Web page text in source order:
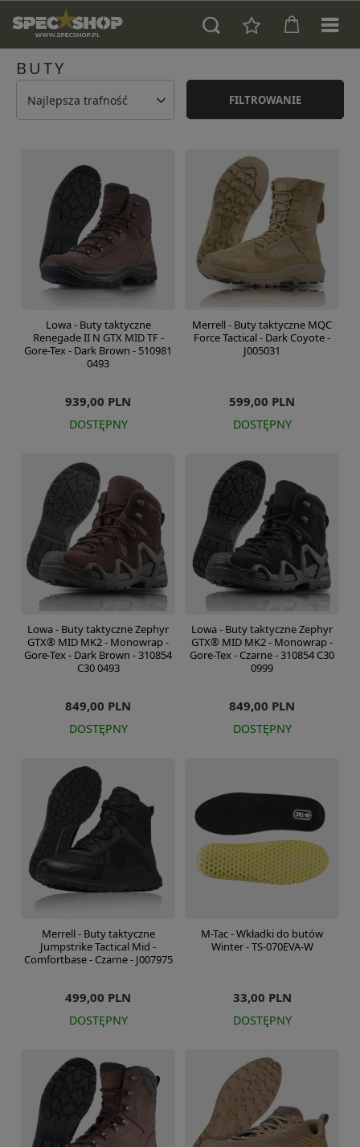
BUTY
Najlepsza trafność FILTROWANIE
Lowa - Buty taktyczne
Renegade II N GTX MID TF -
Gore-Tex - Dark Brown - 510981
0493
939,00 PLN
DOSTĘPNY
Merrell - Buty taktyczne MQC
Force Tactical - Dark Coyote -
J005031
599,00 PLN
DOSTĘPNY
Lowa - Buty taktyczne Zephyr
GTX® MID MK2 - Monowrap -
Gore-Tex - Dark Brown - 310854
C30 0493
849,00 PLN
DOSTĘPNY
Lowa - Buty taktyczne Zephyr
GTX® MID MK2 - Monowrap -
Gore-Tex - Czarne - 310854 C30
0999
849,00 PLN
DOSTĘPNY
Merrell - Buty taktyczne
Jumpstrike Tactical Mid -
Comfortbase - Czarne - J007975
499,00 PLN
DOSTĘPNY
M-Tac - Wkładki do butów
Winter - TS-070EVA-W
33,00 PLN
DOSTĘPNY